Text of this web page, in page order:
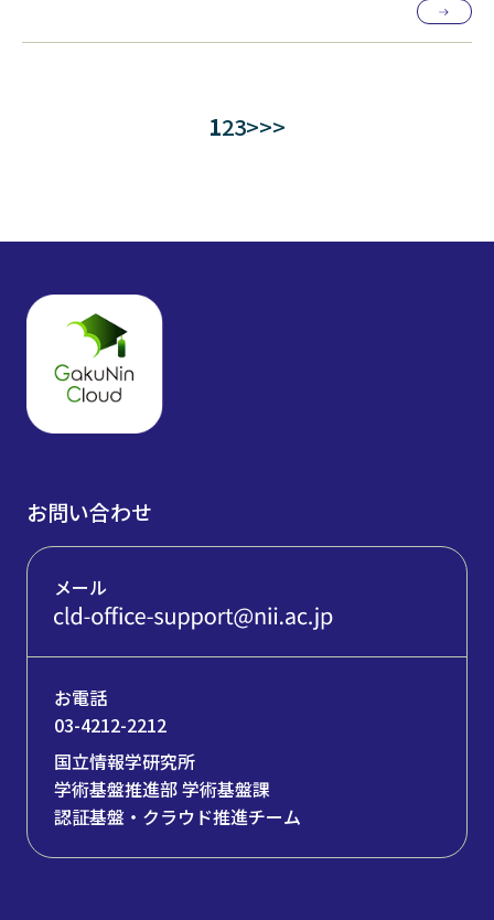
123>>>
お問い合わせ
メール
お電話
03-4212-2212
国立情報学研究所
学術基盤推進部 学術基盤課
認証基盤・クラウド推進チーム